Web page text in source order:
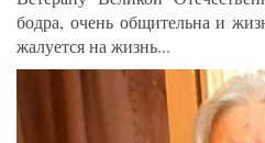
бодра, очень общительна и
жалуется на жизнь...